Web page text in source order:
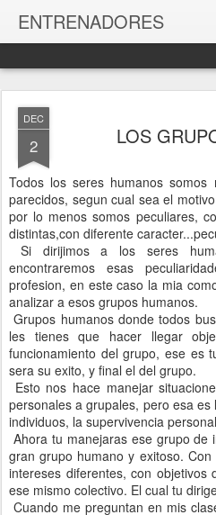
ENTRENADORES
DEC
2 LOS
Todos los seres humanos
parecidos, segun cual sea el
por lo menos somos peculiares,
distintas,con diferente
Si dirijimos a los seres
encontraremos esas
profesion, en este caso la mia
analizar a esos grupos humanos.
Grupos humanos donde todos
les tienes que hacer llegar
funcionamiento del grupo, ese es
sera su exito, y final el del grupo.
Esto nos hace manejar
personales a grupales, pero esa
individuos, la supervivencia
Ahora tu manejaras ese grupo de
gran grupo humano y exitoso.
intereses diferentes, con objetivos
ese mismo colectivo. El cual tu
Cuando me preguntan en mis